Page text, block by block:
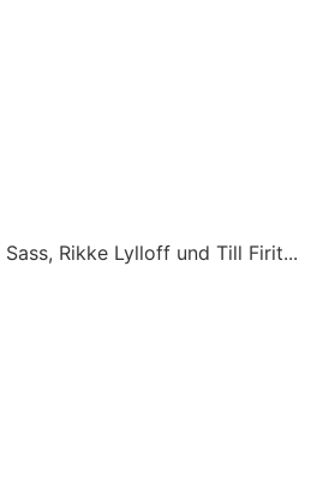
Rikke Lylloff und Till Firit...